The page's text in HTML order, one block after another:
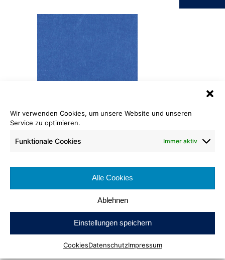
Wir verwenden Cookies, um unsere Website und unseren
Service zu optimieren.
Funktionale Cookies Immer aktiv
Alle Cookies
Ablehnen
Einstellungen speichern
CookiesDatenschutzImpressum
554
Bahnenbreite: ca. 200 cm
Flachfilz ECO